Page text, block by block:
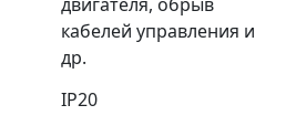
кабелей управления и
др.
IP20